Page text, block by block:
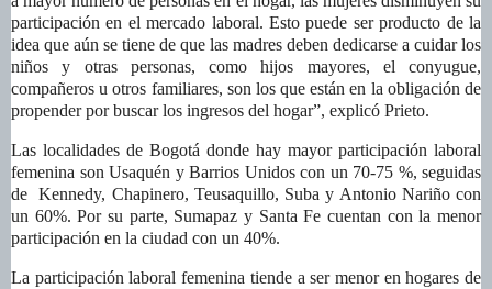
participación en el mercado laboral. Esto puede ser producto de la
idea que aún se tiene de que las madres deben dedicarse a cuidar los
niños y otras personas, como hijos mayores, el conyugue,
compañeros u otros familiares, son los que están en la obligación de
propender por buscar los ingresos del hogar”, explicó Prieto.
Las localidades de Bogotá donde hay mayor participación laboral
femenina son Usaquén y Barrios Unidos con un 70-75 %, seguidas
de Kennedy, Chapinero, Teusaquillo, Suba y Antonio Nariño con
un 60%. Por su parte, Sumapaz y Santa Fe cuentan con la menor
participación en la ciudad con un 40%.
La participación laboral femenina tiende a ser menor en hogares de